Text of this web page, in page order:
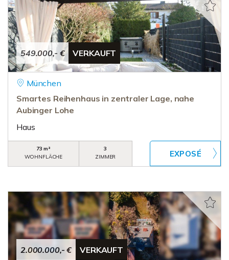
549.000,- € VERKAUFT
München
Smartes Reihenhaus in zentraler Lage, nahe
Aubinger Lohe
Haus
73 m²
WOHNFLÄCHE
3
ZIMMER
2.000.000,- € VERKAUFT